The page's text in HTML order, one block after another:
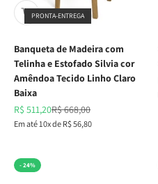
PRONTA-ENTREGA
Banqueta de Madeira com
Telinha e Estofado Silvia cor
Amêndoa Tecido Linho Claro
Baixa
Preço promocional
R$ 511,20Preço normal
R$ 668,00
Em até 10x de R$ 56,80
- 24%